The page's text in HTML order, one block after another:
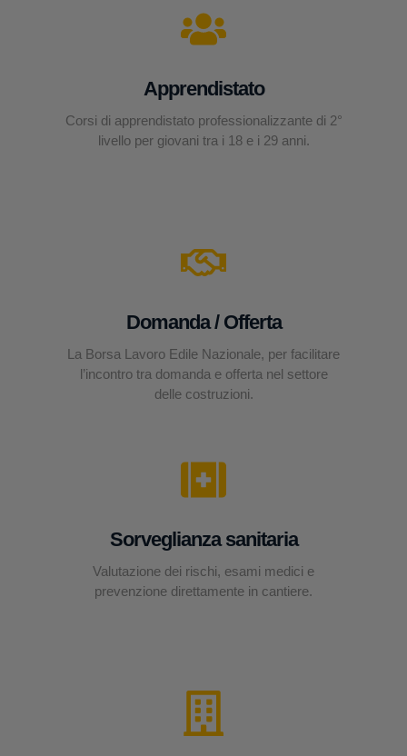
Apprendistato
Corsi di apprendistato professionalizzante di 2°
livello per giovani tra i 18 e i 29 anni.
Domanda / Offerta
La Borsa Lavoro Edile Nazionale, per facilitare
l’incontro tra domanda e offerta nel settore
delle costruzioni.
Sorveglianza sanitaria
Valutazione dei rischi, esami medici e
prevenzione direttamente in cantiere.